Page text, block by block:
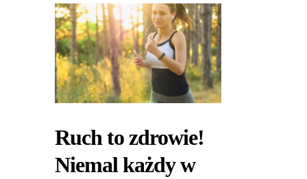
Ruch to zdrowie!
Niemal każdy w